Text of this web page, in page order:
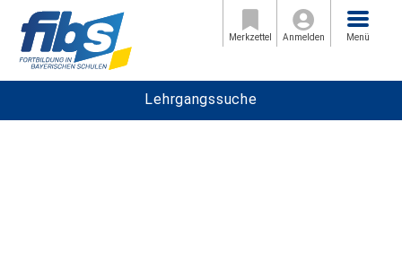
Merkzettel Anmelden
Menü
Menü
Lehrgangssuche